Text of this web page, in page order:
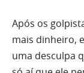
Após os
mais dinheiro,
uma desculpa